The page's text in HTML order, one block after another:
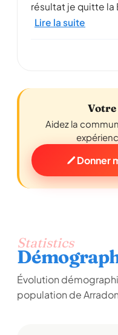
résultat je quitte la
Lire la suite
Votre
Aidez la
Donner
Statistics
Évolution
population de